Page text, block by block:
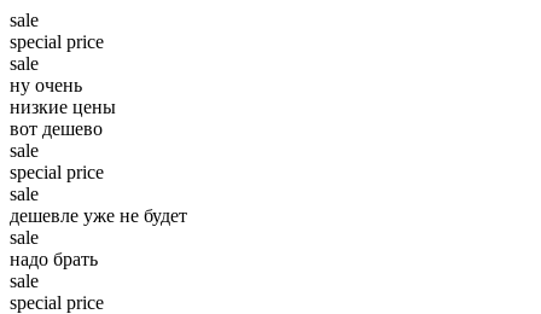
sale
special price
sale
ну очень
низкие цены
вот дешево
sale
special price
sale
дешевле уже не будет
sale
надо брать
sale
special price